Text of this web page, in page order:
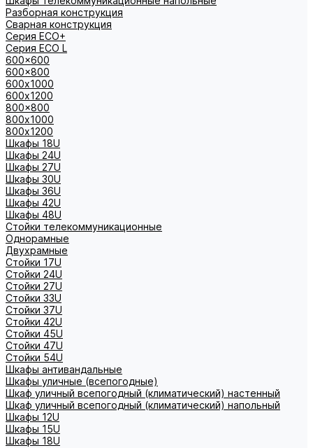
Разборная конструкция
Сварная конструкция
Серия ECO+
Серия ECO L
600x600
600x800
600х1000
600х1200
800x800
800х1000
800х1200
Шкафы 18U
Шкафы 24U
Шкафы 27U
Шкафы 30U
Шкафы 36U
Шкафы 42U
Шкафы 48U
Стойки телекоммуникационные
Однорамные
Двухрамные
Стойки 17U
Стойки 24U
Стойки 27U
Стойки 33U
Стойки 37U
Стойки 42U
Стойки 45U
Стойки 47U
Стойки 54U
Шкафы антивандальные
Шкафы уличные (всепогодные)
Шкаф уличный всепогодный (климатический) настенный
Шкаф уличный всепогодный (климатический) напольный
Шкафы 12U
Шкафы 15U
Шкафы 18U